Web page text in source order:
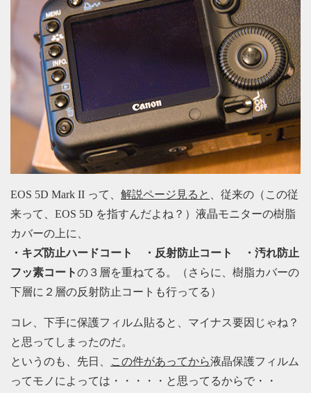
EOS 5D Mark II って、 解説ページ見ると
、従来の（この従
来って、EOS 5D を指すんだよね？）液晶モニターの樹脂
カバーの上に、
・キズ防止ハードコート ・反射防止コート ・汚れ防止
フッ素コートの３層を重ねてる。（さらに、樹脂カバーの
下層に２層の反射防止コートも行ってる）
コレ、下手に保護フィルム貼ると、マイナス要因じゃね？
と思ってしまったのだ。
というのも、先日、
この件があってから液晶保護フィルム
ってモノによっては・・・・・と思ってるからで・・